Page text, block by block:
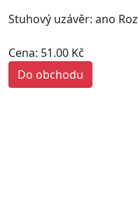
Stuhový uzávěr: ano
Cena: 51.00 Kč
Do obchodu